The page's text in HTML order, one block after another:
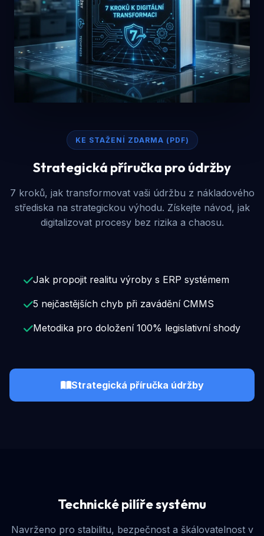
KE STAŽENÍ ZDARMA (PDF)
Strategická příručka pro údržby
7 kroků, jak transformovat vaši údržbu z nákladového
střediska na strategickou výhodu. Získejte návod, jak
digitalizovat procesy bez rizika a chaosu.
Jak propojit realitu výroby s ERP systémem
5 nejčastějších chyb při zavádění CMMS
Metodika pro doložení 100% legislativní shody
Strategická příručka údržby
Technické pilíře systému
Navrženo pro stabilitu, bezpečnost a škálovatelnost v